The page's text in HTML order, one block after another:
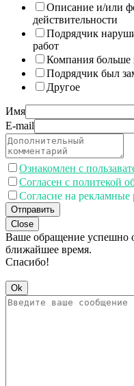
Описание и/или
действительности
Подрядчик
работ
Компания больше
Подрядчик был
Другое
Имя
E-mail
Ознакомлен с
Согласен с политекой
Согласие на рекламные
Отправить
Close
Ваше обращение успешно
ближайшее время.
Спасибо!
Ok